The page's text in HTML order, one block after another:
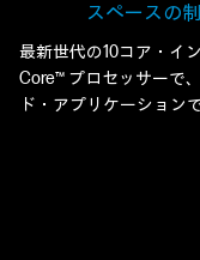
スペースの
最新世代の10コア・イ
Core™ プロセッサーで
ド・アプリケーション